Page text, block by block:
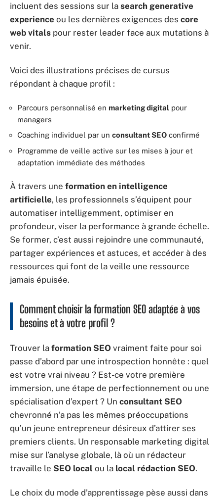
incluent des sessions sur la search generative
experience ou les dernières exigences des core
web vitals pour rester leader face aux mutations à
venir.
Voici des illustrations précises de cursus
répondant à chaque profil :
Parcours personnalisé en marketing digital pour
managers
Coaching individuel par un consultant SEO confirmé
Programme de veille active sur les mises à jour et
adaptation immédiate des méthodes
À travers une formation en intelligence
artificielle, les professionnels s’équipent pour
automatiser intelligemment, optimiser en
profondeur, viser la performance à grande échelle.
Se former, c’est aussi rejoindre une communauté,
partager expériences et astuces, et accéder à des
ressources qui font de la veille une ressource
jamais épuisée.
Comment choisir la formation SEO adaptée à vos
besoins et à votre profil ?
Trouver la formation SEO vraiment faite pour soi
passe d’abord par une introspection honnête : quel
est votre vrai niveau ? Est-ce votre première
immersion, une étape de perfectionnement ou une
spécialisation d’expert ? Un consultant SEO
chevronné n’a pas les mêmes préoccupations
qu’un jeune entrepreneur désireux d’attirer ses
premiers clients. Un responsable marketing digital
mise sur l’analyse globale, là où un rédacteur
travaille le SEO local ou la local rédaction SEO.
Le choix du mode d’apprentissage pèse aussi dans